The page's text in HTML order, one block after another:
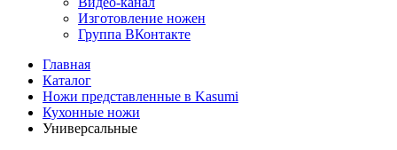
Изготовление ножен
Группа ВКонтакте
Главная
Каталог
Ножи представленные в Kasumi
Кухонные ножи
Универсальные